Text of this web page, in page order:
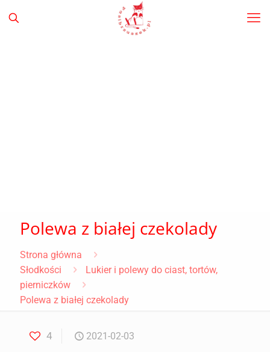
Polewa z białej czekolady
Strona główna
Słodkości
Lukier i polewy do ciast, tortów,
pierniczków
Polewa z białej czekolady
4 2021-02-03